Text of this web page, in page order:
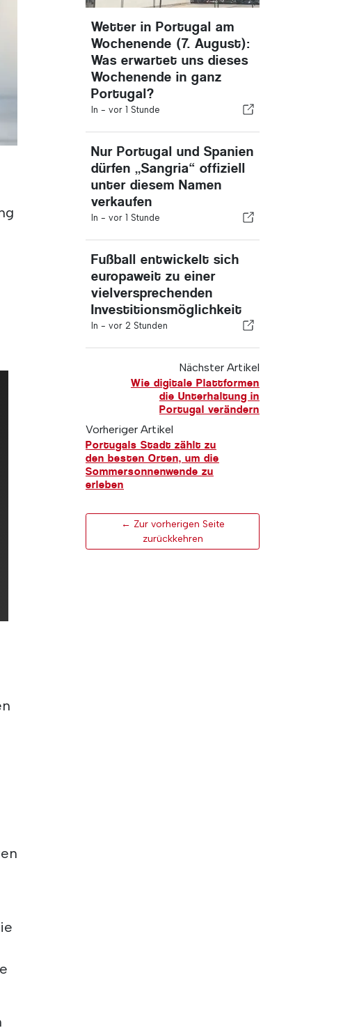
Wetter in Portugal am
Wochenende (7. August):
Was erwartet uns dieses
Wochenende in ganz
Portugal?
In - vor 1 Stunde
Nur Portugal und Spanien
dürfen „Sangria“ offiziell
unter diesem Namen
verkaufen
In - vor 1 Stunde
Fußball entwickelt sich
europaweit zu einer
vielversprechenden
Investitionsmöglichkeit
In - vor 2 Stunden
Nächster Artikel
Wie digitale Plattformen
die Unterhaltung in
Portugal verändern
Vorheriger Artikel
Portugals Stadt zählt zu
den besten Orten, um die
Sommersonnenwende zu
erleben
← Zur vorherigen Seite
zurückkehren